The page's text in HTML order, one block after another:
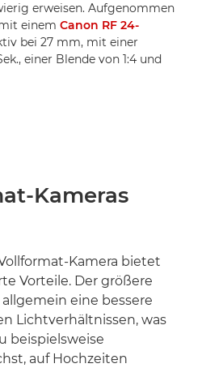
erweisen. Aufgenommen
einem Canon RF 24-
bei 27 mm, mit einer
einer Blende von 1:4 und
Kameras
Kamera bietet
Vorteile. Der größere
eine bessere
Lichtverhältnissen, was
beispielsweise
auf Hochzeiten